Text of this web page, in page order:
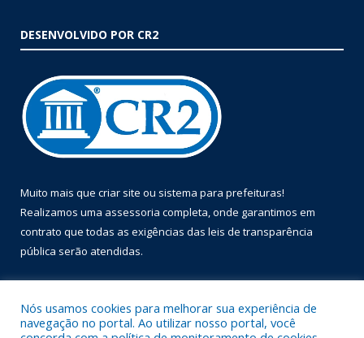
DESENVOLVIDO POR CR2
Muito mais que criar site ou sistema para prefeituras!
Realizamos uma assessoria completa, onde garantimos em
contrato que todas as exigências das leis de transparência
pública serão atendidas.
Nós usamos cookies para melhorar sua experiência de
navegação no portal. Ao utilizar nosso portal, você